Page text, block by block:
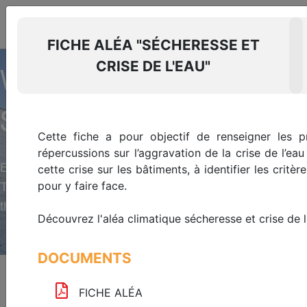
Glossary
WELCOME TO THE
SUSTAINABLE REAL
Barometers, prospective studies, regulatory
The Green Building Observatory provides
thus accelerate the sector's ecological transition.
Homepage> Resource center
FICHE ALÉA "SÉCHERESSE ET
CRISE DE L'EAU"
Cette fiche a pour objectif de renseigner les
répercussions sur l’aggravation de la crise de
cette crise sur les bâtiments, à identifier les
pour y faire face.
Découvrez l'aléa climatique sécheresse et crise
DOCUMENTS
FICHE ALÉA